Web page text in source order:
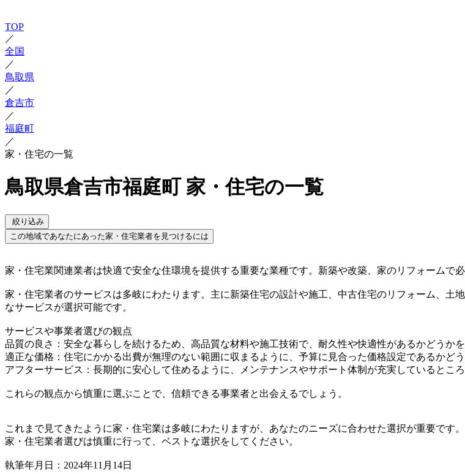
TOP
／
全国
／
鳥取県
／
倉吉市
／
福庭町
／
家・住宅の一覧
鳥取県倉吉市福庭町 家・住宅の一覧
絞り込み
この地域であなたにあった家・住宅業者を見つけるには
家・住宅業関連業者は快適で安全な住環境を提供する重要な業種です。新築や改築、家のリフォームで
家・住宅業者のサービスは多岐にわたります。主に新築住宅の設計や施工、中古住宅のリフォーム、
なサービスが選択可能です。
サービスや事業者選びの観点
品質の良さ：安全な暮らしを続けるため、高品質な材料や施工技術で、耐久性や快適性があるかどうか
適正な価格：住宅にかかる出費が無理のない範囲に収まるように、予算に見合った価格設定であるかど
アフターサービス：長期的に安心して住めるように、メンテナンスやサポート体制が充実しているとこ
これらの観点から慎重に選ぶことで、信頼できる事業者と出会えるでしょう。
これまで見てきたように家・住宅業は多岐にわたりますが、あなたのニーズに合わせた選択が重要です。
家・住宅業者選びは慎重に行って、ベストな選択をしてください。
執筆年月日：2024年11月14日